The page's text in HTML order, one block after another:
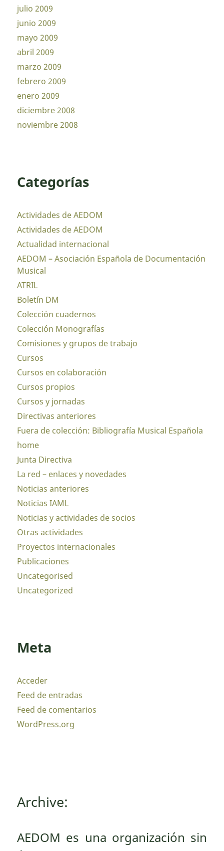
julio 2009
junio 2009
mayo 2009
abril 2009
marzo 2009
febrero 2009
enero 2009
diciembre 2008
noviembre 2008
Categorías
Actividades de AEDOM
Actividades de AEDOM
Actualidad internacional
AEDOM – Asociación Española de Documentación
Musical
ATRIL
Boletín DM
Colección cuadernos
Colección Monografías
Comisiones y grupos de trabajo
Cursos
Cursos en colaboración
Cursos propios
Cursos y jornadas
Directivas anteriores
Fuera de colección: Bibliografía Musical Española
home
Junta Directiva
La red – enlaces y novedades
Noticias anteriores
Noticias IAML
Noticias y actividades de socios
Otras actividades
Proyectos internacionales
Publicaciones
Uncategorised
Uncategorized
Meta
Acceder
Feed de entradas
Feed de comentarios
WordPress.org
Archive:
AEDOM es una organización sin